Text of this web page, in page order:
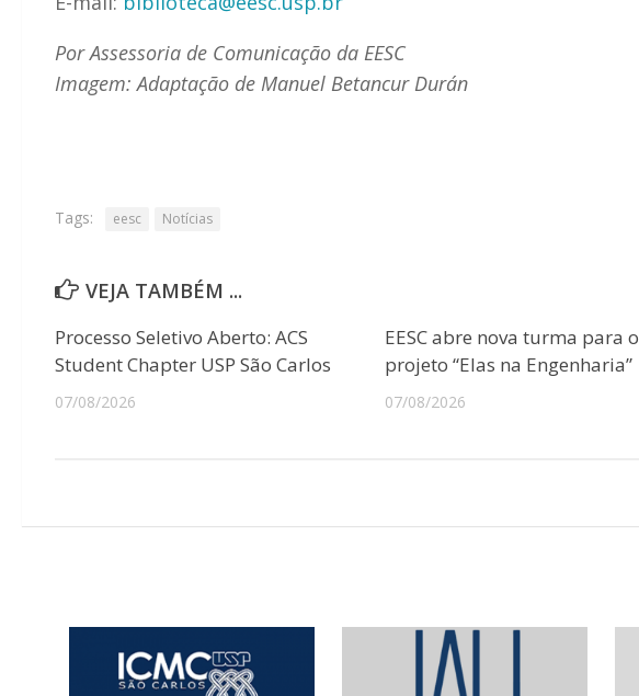
Por Assessoria de Comunicação da EESC
Imagem: Adaptação de Manuel Betancur Durán
Tags: eesc Notícias
VEJA TAMBÉM ...
Processo Seletivo Aberto: ACS
Student Chapter USP São Carlos
07/08/2026
EESC abre nova turma para o
projeto “Elas na Engenharia”
07/08/2026